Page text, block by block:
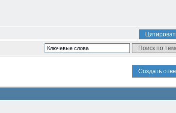
Создать